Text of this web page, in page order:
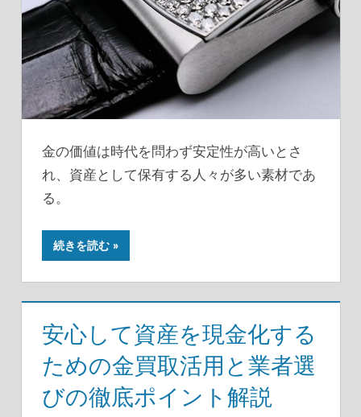
金の価値は時代を問わず安定性が高いとさ
れ、資産として保有する人々が多い素材であ
る。
続きを読む
安心して資産を現金化する
ための金買取活用と業者選
びの徹底ポイント解説